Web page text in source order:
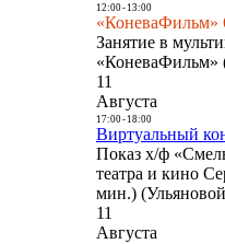
12:00- 13:00
«КоневаФильм»
Занятие в
«КоневаФильм»
11
Августа
17:00- 18:00
Виртуальный
Показ х/ф
театра и кино
мин.)
11
Августа